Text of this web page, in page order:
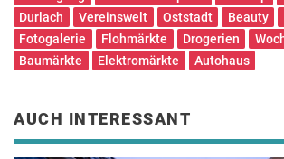
Durlach
Vereinswelt Oststadt Beauty
Fotogalerie
Flohmärkte Drogerien
Baumärkte
Elektromärkte Autohaus
AUCH INTERESSANT